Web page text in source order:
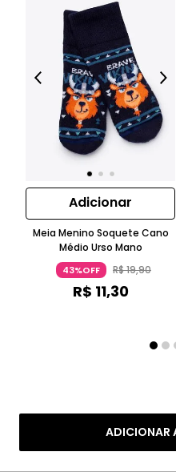
ADICIONAR
Adicionar
Meia Menino Soquete Cano
Médio Urso Mano
43%OFF R$19,90
R$ 11,30